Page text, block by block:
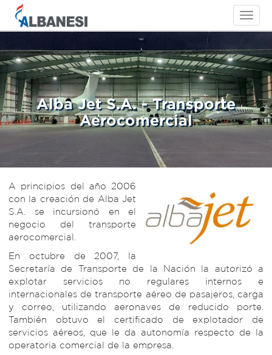
Toggle
Alba Jet S.A. - Transporte
Aerocomercial
A principios del año 2006
con la creación de Alba Jet
S.A. se incursionó en el
negocio del transporte
aerocomercial.
En octubre de 2007, la
Secretaría de Transporte de la Nación la autorizó a
explotar servicios no regulares internos e
internacionales de transporte aéreo de pasajeros, carga
y correo, utilizando aeronaves de reducido porte.
También obtuvo el certificado de explotador de
servicios aéreos, que le da autonomía respecto de la
operatoria comercial de la empresa.